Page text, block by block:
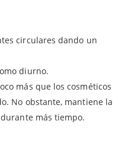
circulares dando un
diurno.
más que los cosméticos
No obstante, mantiene la
más tiempo.